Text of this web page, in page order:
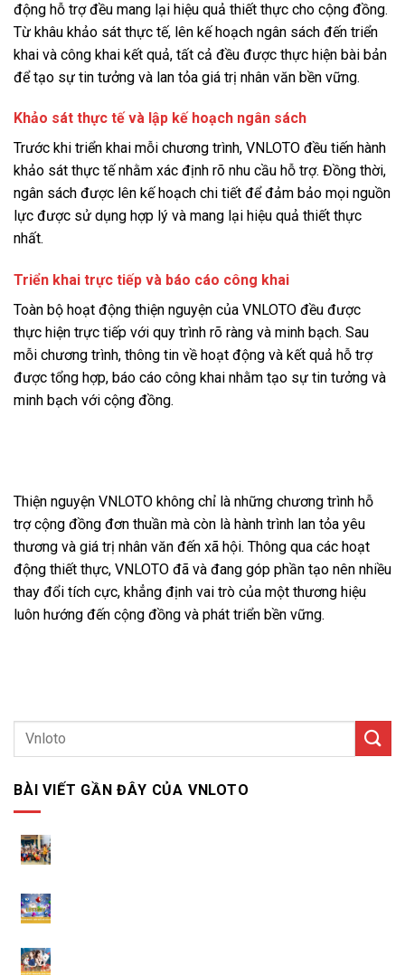
động hỗ trợ đều mang lại hiệu quả thiết thực cho cộng đồng.
Từ khâu khảo sát thực tế, lên kế hoạch ngân sách đến triển
khai và công khai kết quả, tất cả đều được thực hiện bài bản
để tạo sự tin tưởng và lan tỏa giá trị nhân văn bền vững.
Khảo sát thực tế và lập kế hoạch ngân sách
Trước khi triển khai mỗi chương trình, VNLOTO đều tiến hành
khảo sát thực tế nhằm xác định rõ nhu cầu hỗ trợ. Đồng thời,
ngân sách được lên kế hoạch chi tiết để đảm bảo mọi nguồn
lực được sử dụng hợp lý và mang lại hiệu quả thiết thực
nhất.
Triển khai trực tiếp và báo cáo công khai
Toàn bộ hoạt động thiện nguyện của VNLOTO đều được
thực hiện trực tiếp với quy trình rõ ràng và minh bạch. Sau
mỗi chương trình, thông tin về hoạt động và kết quả hỗ trợ
được tổng hợp, báo cáo công khai nhằm tạo sự tin tưởng và
minh bạch với cộng đồng.
Thiện nguyện VNLOTO không chỉ là những chương trình hỗ
trợ cộng đồng đơn thuần mà còn là hành trình lan tỏa yêu
thương và giá trị nhân văn đến xã hội. Thông qua các hoạt
động thiết thực, VNLOTO đã và đang góp phần tạo nên nhiều
thay đổi tích cực, khẳng định vai trò của một thương hiệu
luôn hướng đến cộng đồng và phát triển bền vững.
BÀI VIẾT GẦN ĐÂY CỦA VNLOTO